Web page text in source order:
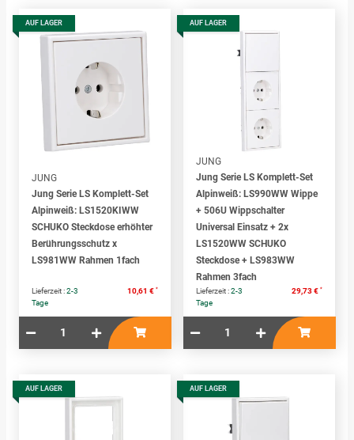
AUF LAGER
JUNG
Jung Serie LS Komplett-Set
Alpinweiß: LS1520KIWW
SCHUKO Steckdose erhöhter
Berührungsschutz x
LS981WW Rahmen 1fach
Lieferzeit :2-3
Tage
10,61 € *
AUF LAGER
JUNG
Jung Serie LS Komplett-Set
Alpinweiß: LS990WW Wippe
+ 506U Wippschalter
Universal Einsatz + 2x
LS1520WW SCHUKO
Steckdose + LS983WW
Rahmen 3fach
Lieferzeit :2-3
Tage
29,73 € *
AUF LAGER AUF LAGER